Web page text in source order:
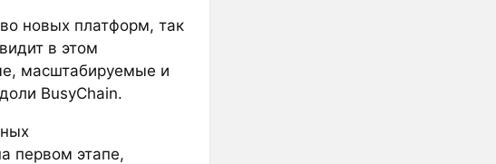
новых платформ, так
в этом
масштабируемые и
BusyChain.
первом этапе,